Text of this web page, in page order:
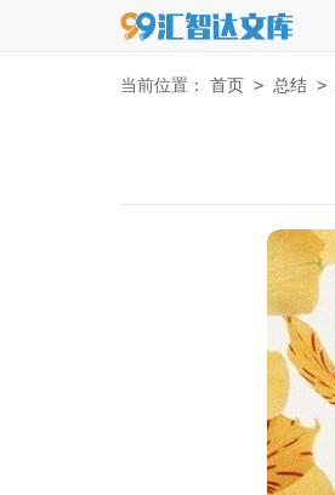
当前位置： 首页 > 总结 >